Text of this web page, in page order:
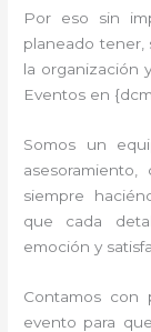
Por eso sin
planeado tener,
la organización
Eventos en
Somos un
siempre
que cada
emoción y
Contamos con
evento para